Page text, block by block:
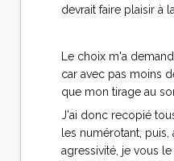
devrait faire plaisir à
Le choix m'a
car avec pas moins
que mon tirage au
J'ai donc recopié
les numérotant, puis,
agressivité, je vous